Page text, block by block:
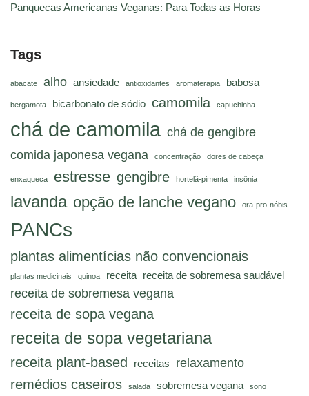
Panquecas Americanas Veganas: Para Todas as Horas
Tags
abacate alho ansiedade antioxidantes aromaterapia babosa
bergamota bicarbonato de sódio camomila capuchinha
chá de camomila chá de gengibre
comida japonesa vegana
concentração dores de cabeça
enxaqueca estresse gengibre hortelã-pimenta insônia
lavanda opção de lanche vegano ora-pro-nóbis
PANCs
plantas alimentícias não convencionais
plantas medicinais quinoa receita receita de sobremesa saudável
receita de sobremesa vegana
receita de sopa vegana
receita de sopa vegetariana
receita plant-based receitas relaxamento
remédios caseiros salada sobremesa vegana sono